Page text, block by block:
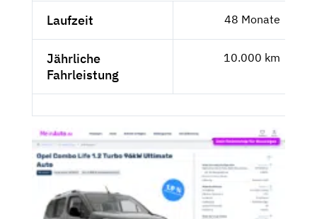
Laufzeit 48 Monate
Jährliche
Fahrleistung
10.000 km